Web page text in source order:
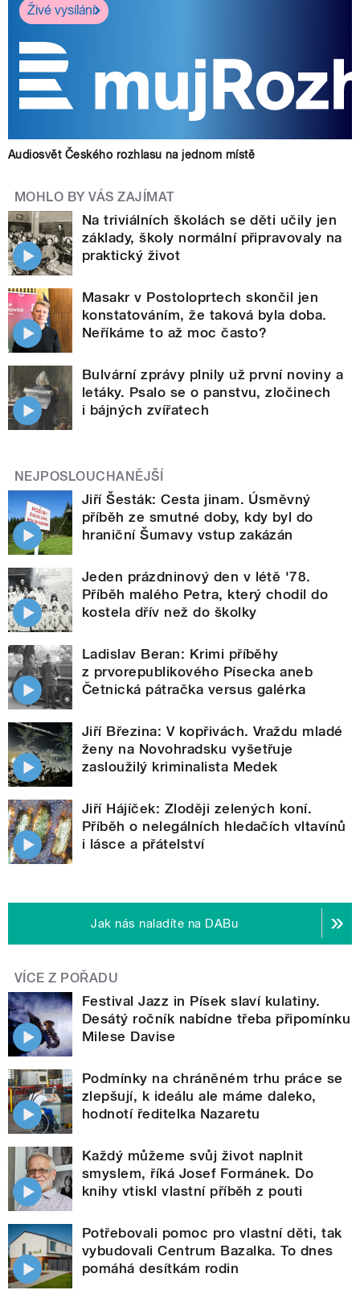
Živé vysílání
Audiosvět Českého rozhlasu na jednom místě
MOHLO BY VÁS ZAJÍMAT
Na triviálních školách se děti učily jen
základy, školy normální připravovaly na
praktický život
Masakr v Postoloprtech skončil jen
konstatováním, že taková byla doba.
Neříkáme to až moc často?
Bulvární zprávy plnily už první noviny a
letáky. Psalo se o panstvu, zločinech
i bájných zvířatech
NEJPOSLOUCHANĚJŠÍ
Jiří Šesták: Cesta jinam. Úsměvný
příběh ze smutné doby, kdy byl do
hraniční Šumavy vstup zakázán
Jeden prázdninový den v létě '78.
Příběh malého Petra, který chodil do
kostela dřív než do školky
Ladislav Beran: Krimi příběhy
z prvorepublikového Písecka aneb
Četnická pátračka versus galérka
Jiří Březina: V kopřivách. Vraždu mladé
ženy na Novohradsku vyšetřuje
zasloužilý kriminalista Medek
Jiří Hájíček: Zloději zelených koní.
Příběh o nelegálních hledačích vltavínů
i lásce a přátelství
Jak nás naladíte na DABu
VÍCE Z POŘADU
Festival Jazz in Písek slaví kulatiny.
Desátý ročník nabídne třeba připomínku
Milese Davise
Podmínky na chráněném trhu práce se
zlepšují, k ideálu ale máme daleko,
hodnotí ředitelka Nazaretu
Každý můžeme svůj život naplnit
smyslem, říká Josef Formánek. Do
knihy vtiskl vlastní příběh z pouti
Potřebovali pomoc pro vlastní děti, tak
vybudovali Centrum Bazalka. To dnes
pomáhá desítkám rodin